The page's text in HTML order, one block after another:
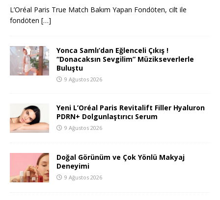
L’Oréal Paris True Match Bakım Yapan Fondöten, cilt ile
fondöten […]
Yonca Samlı’dan Eğlenceli Çıkış !
“Donacaksın Sevgilim” Müzikseverlerle
Buluştu
9 Ağustos 2026
Yeni L’Oréal Paris Revitalift Filler Hyaluron
PDRN+ Dolgunlaştırıcı Serum
9 Ağustos 2026
Doğal Görünüm ve Çok Yönlü Makyaj
Deneyimi
9 Ağustos 2026